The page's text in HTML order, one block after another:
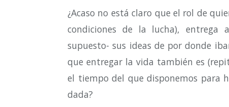
¿Acaso no está claro que el rol de
condiciones de la lucha), entrega
supuesto- sus ideas de por donde
que entregar la vida también es
el tiempo del que disponemos para
dada?